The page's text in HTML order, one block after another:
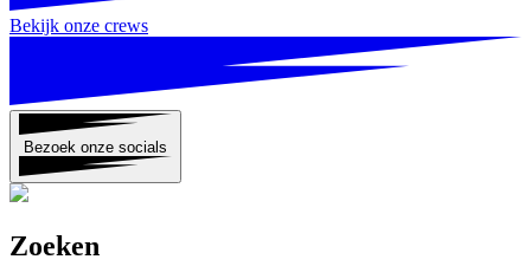
Bekijk onze crews
Bezoek onze socials
Zoeken